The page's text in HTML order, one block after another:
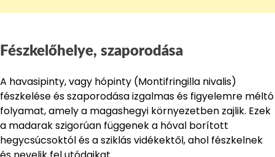
Fészkelőhelye, szaporodása
A havasipinty, vagy hópinty (Montifringilla nivalis)
fészkelése és szaporodása izgalmas és figyelemre méltó
folyamat, amely a magashegyi környezetben zajlik. Ezek
a madarak szigorúan függenek a hóval borított
hegycsúcsoktól és a sziklás vidékektől, ahol fészkelnek